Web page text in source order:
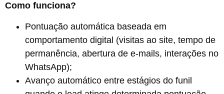
Como funciona?
Pontuação automática baseada em
comportamento digital (visitas ao site, tempo de
permanência, abertura de e-mails, interações no
WhatsApp);
Avanço automático entre estágios do funil